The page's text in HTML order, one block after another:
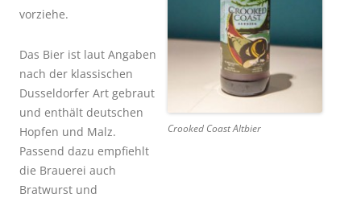
vorziehe.
Das Bier ist laut Angaben
nach der klassischen
Dusseldorfer Art gebraut
und enthält deutschen
Hopfen und Malz.
Passend dazu empfiehlt
die Brauerei auch
Bratwurst und
Crooked Coast Altbier